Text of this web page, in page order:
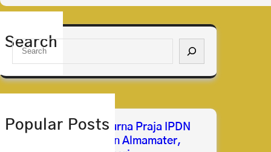
Search
S
a
h
Popular Posts
Selamat & Sukses Purna Praja IPDN
2026 Membanggakan Almamater,